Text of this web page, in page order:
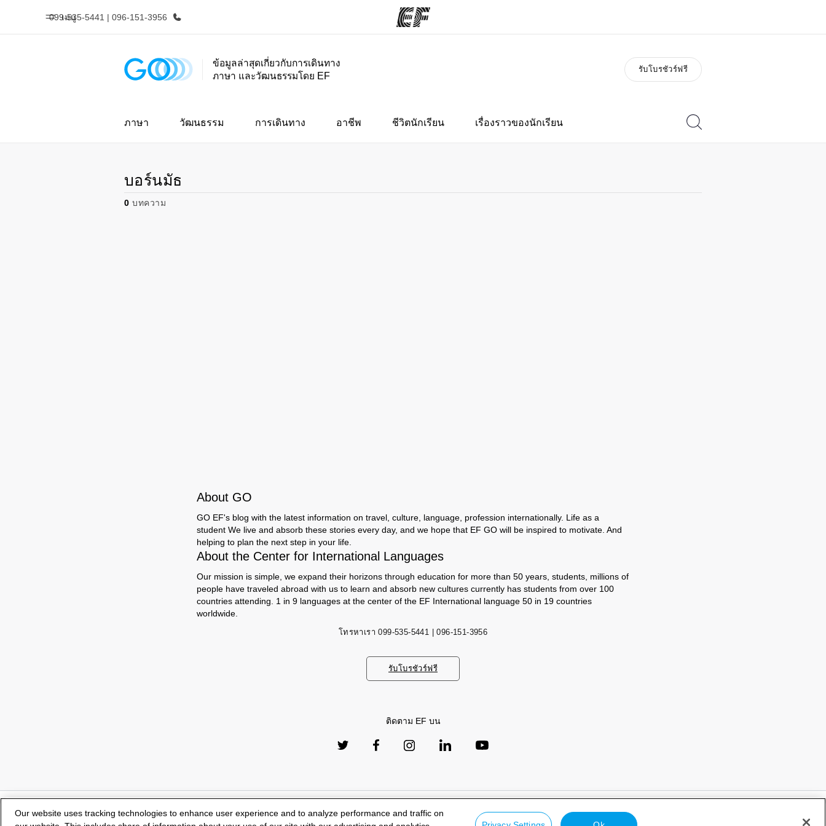
เมนู
099-535-5441 | 096-151-3956
หน้าหลัก โปรแกรม อาชีพ
ข้อมูลล่าสุดเกี่ยวกับการเดินทาง
ภาษา และวัฒนธรรมโดย EF
รับโบรชัวร์ฟรี
ภาษา วัฒนธรรม การเดินทาง อาชีพ ชีวิตนักเรียน เรื่องราวของนักเรียน
บอร์นมัธ
0 บทความ
About GO
GO EF's blog with the latest information on travel, culture, language, profession internationally. Life as a
student We live and absorb these stories every day, and we hope that EF GO will be inspired to motivate. And
helping to plan the next step in your life.
About the Center for International Languages
Our mission is simple, we expand their horizons through education for more than 50 years, students, millions of
people have traveled abroad with us to learn and absorb new cultures currently has students from over 100
countries attending. 1 in 9 languages ​​at the center of the EF International language 50 in 19 countries
worldwide.
โทรหาเรา 099-535-5441 | 096-151-3956
รับโบรชัวร์ฟรี
ติดตาม EF บน
สำนักงานของ EF โปรแกรมทั้งหมดของ EF
Our website uses tracking technologies to enhance user experience and to analyze performance and traffic on